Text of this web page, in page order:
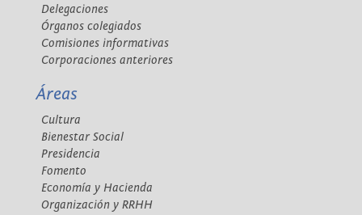
Delegaciones
Órganos colegiados
Comisiones informativas
Corporaciones anteriores
Áreas
Cultura
Bienestar Social
Presidencia
Fomento
Economía y Hacienda
Organización y RRHH